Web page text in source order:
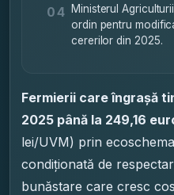
04
Ministerul
ordin pentru
cererilor din 2025.
Fermierii care îngrașă
2025 până la 249,16
lei/UVM) prin
condiționată de
bunăstare care cresc